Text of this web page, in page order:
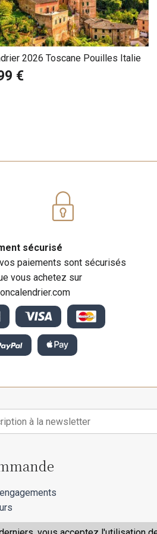
2026 Toscane Pouilles Italie
€
sécurisé
paiements sont sécurisés
vous achetez sur